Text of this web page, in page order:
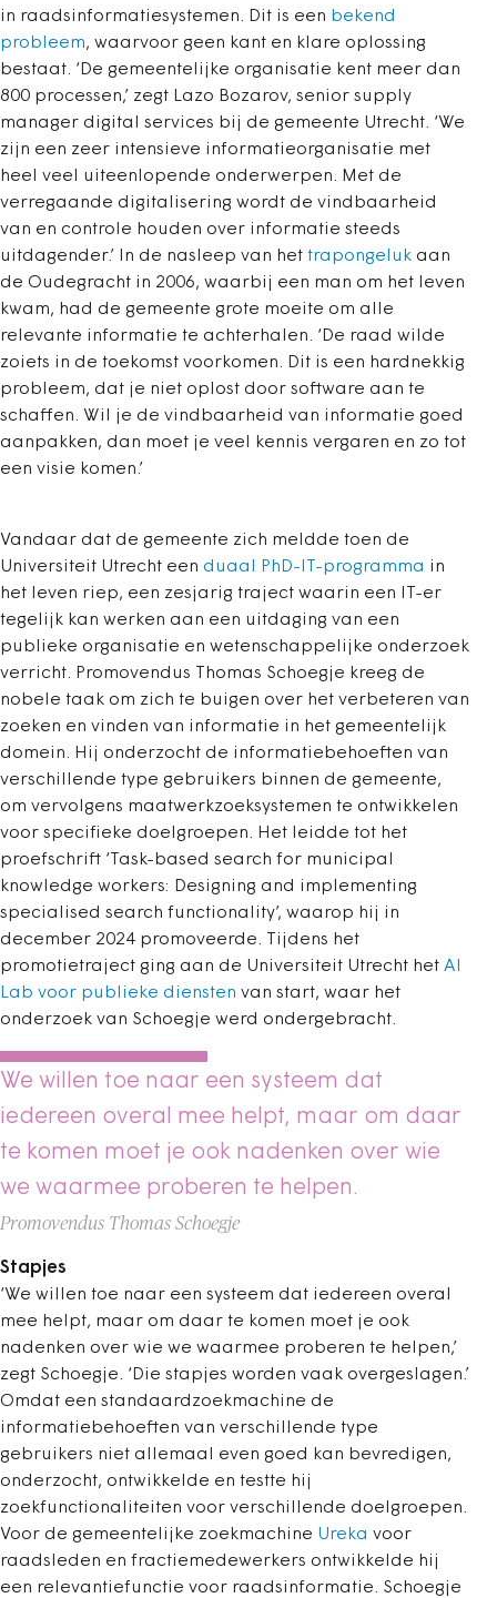
in raadsinformatiesystemen. Dit is een bekend
probleem, waarvoor geen kant en klare oplossing
bestaat. ‘De gemeentelijke organisatie kent meer dan
800 processen,’ zegt Lazo Bozarov, senior supply
manager digital services bij de gemeente Utrecht. ‘We
zijn een zeer intensieve informatieorganisatie met
heel veel uiteenlopende onderwerpen. Met de
verregaande digitalisering wordt de vindbaarheid
van en controle houden over informatie steeds
uitdagender.’ In de nasleep van het trapongeluk aan
de Oudegracht in 2006, waarbij een man om het leven
kwam, had de gemeente grote moeite om alle
relevante informatie te achterhalen. ‘De raad wilde
zoiets in de toekomst voorkomen. Dit is een hardnekkig
probleem, dat je niet oplost door software aan te
schaffen. Wil je de vindbaarheid van informatie goed
aanpakken, dan moet je veel kennis vergaren en zo tot
een visie komen.’
Vandaar dat de gemeente zich meldde toen de
Universiteit Utrecht een duaal PhD-IT-programma in
het leven riep, een zesjarig traject waarin een IT-er
tegelijk kan werken aan een uitdaging van een
publieke organisatie en wetenschappelijke onderzoek
verricht. Promovendus Thomas Schoegje kreeg de
nobele taak om zich te buigen over het verbeteren van
zoeken en vinden van informatie in het gemeentelijk
domein. Hij onderzocht de informatiebehoeften van
verschillende type gebruikers binnen de gemeente,
om vervolgens maatwerkzoeksystemen te ontwikkelen
voor specifieke doelgroepen. Het leidde tot het
proefschrift ‘Task-based search for municipal
knowledge workers: Designing and implementing
specialised search functionality’, waarop hij in
december 2024 promoveerde. Tijdens het
promotietraject ging aan de Universiteit Utrecht het AI
Lab voor publieke diensten van start, waar het
onderzoek van Schoegje werd ondergebracht.
We willen toe naar een systeem dat
iedereen overal mee helpt, maar om daar
te komen moet je ook nadenken over wie
we waarmee proberen te helpen.
Promovendus Thomas Schoegje
Stapjes
‘We willen toe naar een systeem dat iedereen overal
mee helpt, maar om daar te komen moet je ook
nadenken over wie we waarmee proberen te helpen,’
zegt Schoegje. ‘Die stapjes worden vaak overgeslagen.’
Omdat een standaardzoekmachine de
informatiebehoeften van verschillende type
gebruikers niet allemaal even goed kan bevredigen,
onderzocht, ontwikkelde en testte hij
zoekfunctionaliteiten voor verschillende doelgroepen.
Voor de gemeentelijke zoekmachine Ureka voor
raadsleden en fractiemedewerkers ontwikkelde hij
een relevantiefunctie voor raadsinformatie. Schoegje